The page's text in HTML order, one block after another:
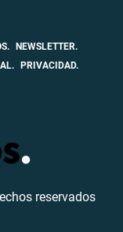
NEWSLETTER.
PRIVACIDAD.
reservados